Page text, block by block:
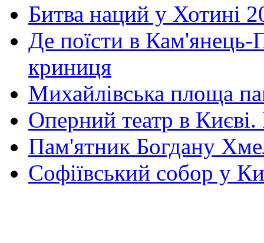
Битва наций у Хотині
Де поїсти в Кам'янець-
криниця
Михайлівська площа
Оперний театр в
Пам'ятник Богдану
Софіївський собор у